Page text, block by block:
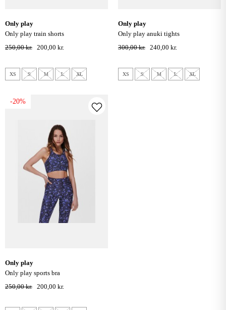
only play
only play train shorts
250,00 kr. 200,00 kr.
XS S M L XL
only play
only play anuki tights
300,00 kr. 240,00 kr.
XS S M L XL
-20%
only play
only play sports bra
250,00 kr. 200,00 kr.